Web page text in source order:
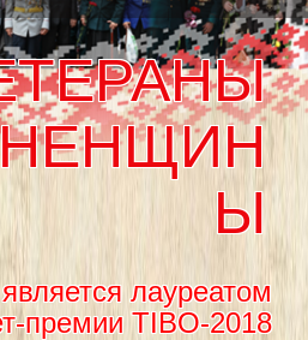
Ы
лауреатом
премии TIBO-2018